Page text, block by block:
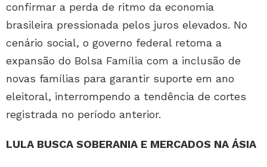
confirmar a perda de ritmo da economia
brasileira pressionada pelos juros elevados. No
cenário social, o governo federal retoma a
expansão do Bolsa Família com a inclusão de
novas famílias para garantir suporte em ano
eleitoral, interrompendo a tendência de cortes
registrada no período anterior.
LULA BUSCA SOBERANIA E MERCADOS NA ÁSIA